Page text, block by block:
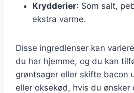
Krydderier: Som salt,
ekstra varme.
Disse ingredienser kan
du har hjemme, og du kan
grøntsager eller skifte bacon
eller oksekød, hvis du ønsker